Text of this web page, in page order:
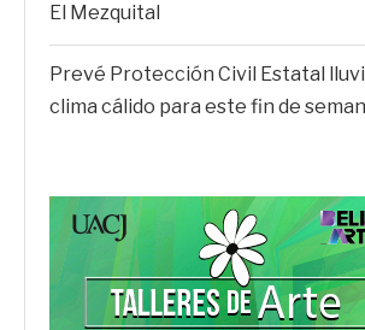
El Mezquital
Prevé Protección Civil Estatal
clima cálido para este fin de